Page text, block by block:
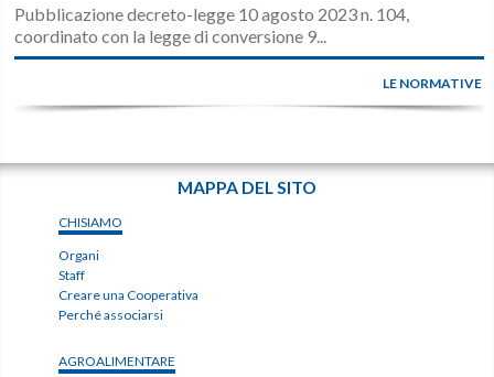
Pubblicazione decreto-legge 10 agosto 2023 n. 104,
coordinato con la legge di conversione 9...
LE NORMATIVE
MAPPA DEL SITO
CHISIAMO
Organi
Staff
Creare una Cooperativa
Perché associarsi
AGROALIMENTARE